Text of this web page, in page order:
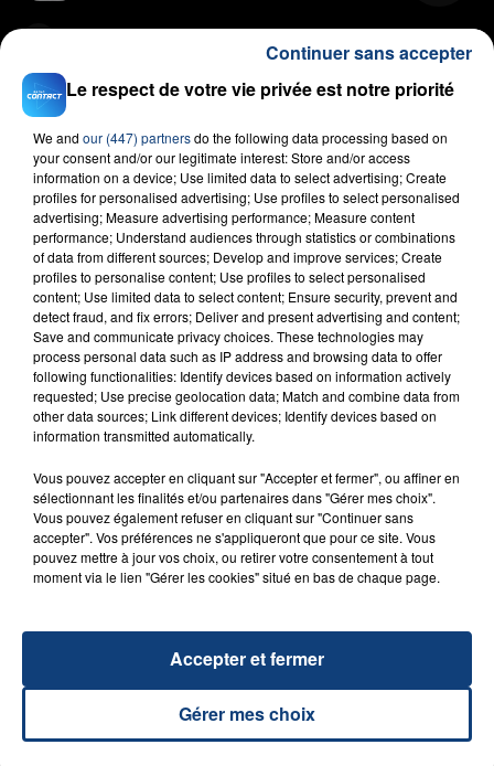
FIL D'ACTU
23 juillet 2026
INCENDIE MORTEL À LENS : UNE FEMME ET
SON BÉBÉ ENTRE LA VIE ET LA...
Un homme s'est immolé par le feu après avoir
aspergé sa compagne et leur bébé de trois mois
d'un liquide inflammable.
UNE ADOLESCENTE DEVANT SE FAIRE
OPÉRER DE LA CHEVILLE RESSORT DE LA...
Le respect de votre vie privée est notre priorité
We and our (447) partnersdo the following data processing based on
your consent and/or our legitimate interest: Store and/or access
information on a device; Use limited data to select advertising; Create
profiles for personalised advertising; Use profiles to select personalised
advertising; Measure advertising performance; Measure content
performance; Understand audiences through statistics or combinations
of data from different sources; Develop and improve services; Create
profiles to personalise content; Use profiles to select personalised
content; Use limited data to select content; Ensure security, prevent and
detect fraud, and fix errors; Deliver and present advertising and content;
Save and communicate privacy choices. These technologies may
process personal data such as IP address and browsing data to offer
following functionalities: Identify devices based on information actively
requested; Use precise geolocation data; Match and combine data from
other data sources; Link different devices; Identify devices based on
information transmitted automatically.
Vous pouvez accepter en cliquant sur "Accepter et fermer", ou affiner en
sélectionnant les finalités et/ou partenaires dans "Gérer mes choix".
Vous pouvez également refuser en cliquant sur "Continuer sans
accepter". Vos préférences ne s'appliqueront que pour ce site. Vous
pouvez mettre à jour vos choix, ou retirer votre consentement à tout
moment via le lien "Gérer les cookies" situé en bas de chaque page.
Gérer mes choix
Accepter et fermer
Continuer sans accepter